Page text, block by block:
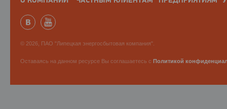
© 2026, ПАО "Липецкая энергосбытовая компания".
Оставаясь на данном ресурсе Вы соглашаетесь с Политикой